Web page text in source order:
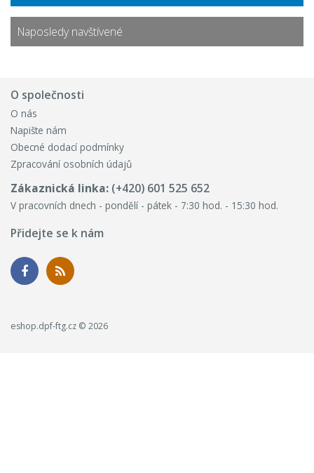
Naposledy navštívené
O společnosti
O nás
Napište nám
Obecné dodací podmínky
Zpracování osobních údajů
Zákaznická linka: (+420) 601 525 652
V pracovních dnech - pondělí - pátek - 7:30 hod. - 15:30 hod.
Přidejte se k nám
eshop.dpf-ftg.cz © 2026